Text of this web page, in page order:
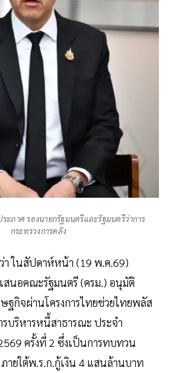
ภาศ รองนายกรัฐมนตรีและรัฐมนตรีว่าการ
กระทรวงการคลัง
า ในสัปดาห์หน้า (19 พ.ค.69)
เสนอคณะรัฐมนตรี (ครม.) อนุมัติ
ฐกิจผ่านโครงการไทยช่วยไทยพลัส
บริหารหนี้สาธารณะ ประจำ
ครั้งที่ 2 ซึ่งเป็นการทบทวน
ายใต้พ.ร.ก.กู้เงิน 4 แสนล้านบาท